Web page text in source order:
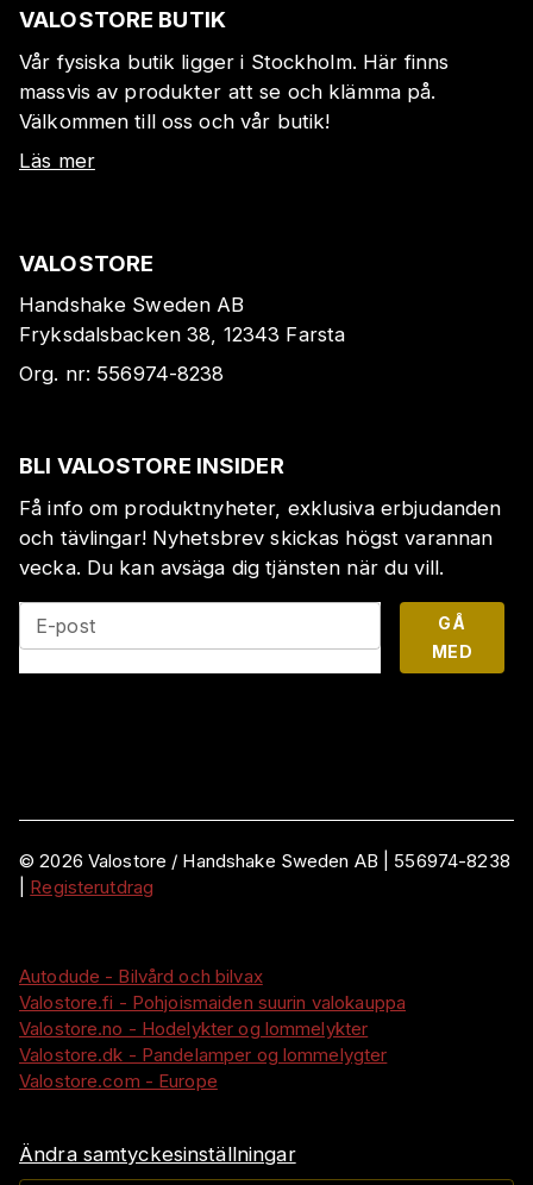
VALOSTORE BUTIK
Vår fysiska butik ligger i Stockholm. Här finns
massvis av produkter att se och klämma på.
Välkommen till oss och vår butik!
Läs mer
VALOSTORE
Handshake Sweden AB
Fryksdalsbacken 38, 12343 Farsta
Org. nr: 556974-8238
BLI VALOSTORE INSIDER
Få info om produktnyheter, exklusiva erbjudanden
och tävlingar! Nyhetsbrev skickas högst varannan
vecka. Du kan avsäga dig tjänsten när du vill.
E-post
GÅ
MED
©2026 Valostore / Handshake Sweden AB
556974-8238
Registerutdrag
Autodude - Bilvård och bilvax
Valostore.fi - Pohjoismaiden suurin valokauppa
Valostore.no - Hodelykter og lommelykter
Valostore.dk - Pandelamper og lommelygter
Valostore.com - Europe
Ändra samtyckesinställningar